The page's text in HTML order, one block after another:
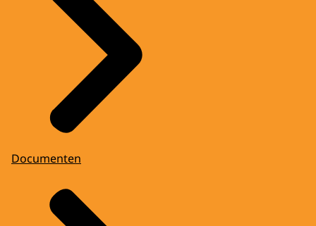
Documenten